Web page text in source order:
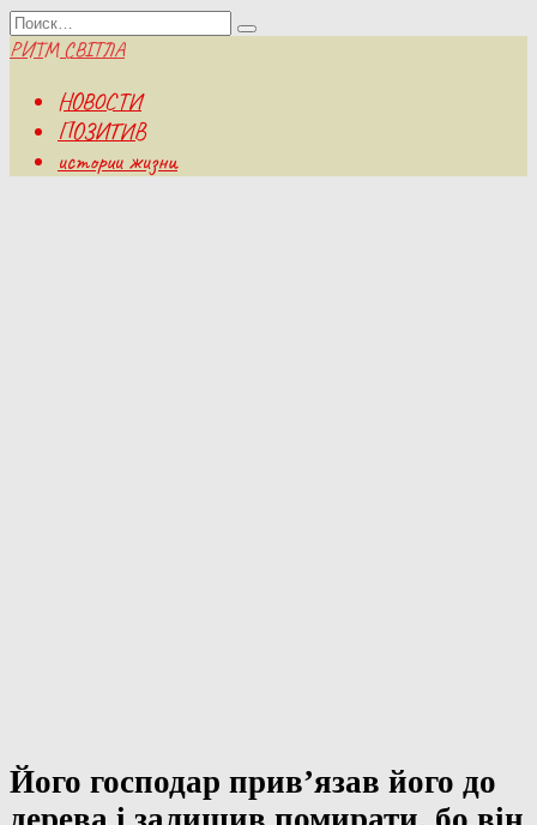
Перейти
к
Search
for:
РИТМ СВІТЛА
НОВОСТИ
ПОЗИТИВ
истории жизни
Його господар прив’язав його до